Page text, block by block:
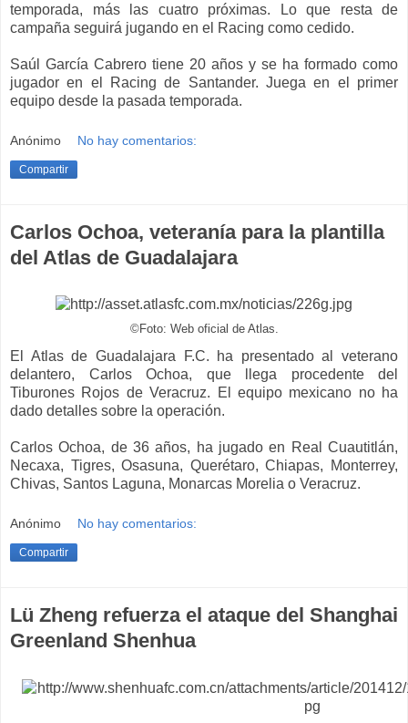
temporada, más las cuatro próximas. Lo que resta de
campaña seguirá jugando en el Racing como cedido.
Saúl García Cabrero tiene 20 años y se ha formado como
jugador en el Racing de Santander. Juega en el primer
equipo desde la pasada temporada.
Anónimo No hay comentarios:
Compartir
Carlos Ochoa, veteranía para la plantilla
del Atlas de Guadalajara
©Foto: Web oficial de Atlas.
El Atlas de Guadalajara F.C. ha presentado al veterano
delantero, Carlos Ochoa, que llega procedente del
Tiburones Rojos de Veracruz. El equipo mexicano no ha
dado detalles sobre la operación.
Carlos Ochoa, de 36 años, ha jugado en Real Cuautitlán,
Necaxa, Tigres, Osasuna, Querétaro, Chiapas, Monterrey,
Chivas, Santos Laguna, Monarcas Morelia o Veracruz.
Anónimo No hay comentarios:
Compartir
Lü Zheng refuerza el ataque del Shanghai
Greenland Shenhua